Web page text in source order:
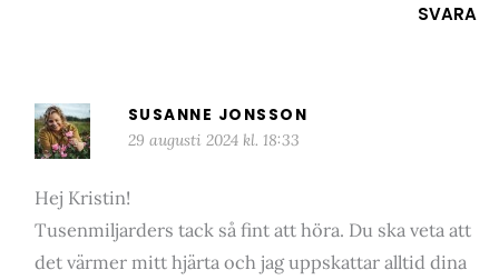
SVARA
SUSANNE JONSSON
29 augusti 2024 kl. 18:33
Hej Kristin!
Tusenmiljarders tack så fint att höra. Du ska veta att
det värmer mitt hjärta och jag uppskattar alltid dina